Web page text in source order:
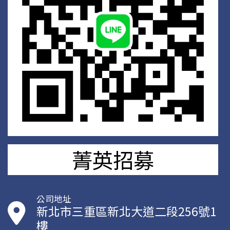
菁英招募
公司地址
新北市三重區新北大道二段256號1
樓